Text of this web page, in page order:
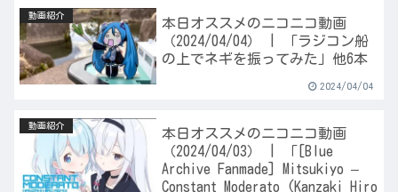
動画紹介
本日オススメのニコニコ動画
（2024/04/04） | 「ラジコン船
の上でネギを振ってみた」他6本
2024/04/04
動画紹介
本日オススメのニコニコ動画
（2024/04/03） | 「[Blue
Archive Fanmade] Mitsukiyo –
Constant Moderato (Kanzaki Hiro